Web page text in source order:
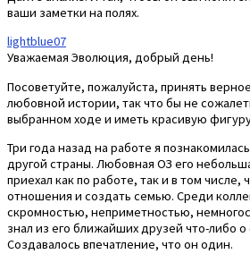
ваши заметки на полях.
lightblue07
Уважаемая Эволюция, добрый день!
Посоветуйте, пожалуйста, принять
любовной истории, так что бы не
выбранном ходе и иметь красивую
Три года назад на работе я
другой страны. Любовная ОЗ его
приехал как по работе, так и в том числе,
отношения и создать семью. Среди
скромностью, неприметностью,
знал из его ближайших друзей что-либо
Создавалось впечатление, что он один.